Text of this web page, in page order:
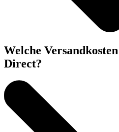
Welche
Direct?